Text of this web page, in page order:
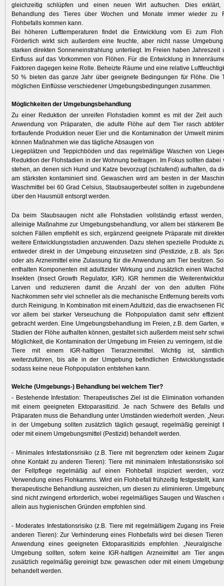
gleichzeitig schlüpfen und einen neuen Wirt aufsuchen. Dies
Behandlung des Tieres über Wochen und Monate immer wieder zu
Flohbefalls kommen kann.
Bei höheren Lufttemperaturen findet die Entwicklung vom Ei zum
Förderlich wirkt sich außerdem eine feuchte, aber nicht nasse
starken direkten Sonneneinstrahlung unterliegt. Im Freien haben Jahreszeit
Einfluss auf das Vorkommen von Flöhen. Für die Entwicklung in
Faktoren dagegen keine Rolle. Beheizte Räume und eine relative
50 % bieten das ganze Jahr über geeignete Bedingungen für Flöhe. Die
möglichen Einflüsse verschiedener Umgebungsbedingungen zusammen.
Möglichkeiten der Umgebungsbehandlung
Zu einer Reduktion der unreifen Flohstadien kommt es mit der Zeit
Anwendung von Präparaten, die adulte Flöhe auf dem Tier rasch
fortlaufende Produktion neuer Eier und die Kontamination der Umwelt
können Maßnahmen wie das tägliche Absaugen von
Liegeplätzen und Teppichböden und das regelmäßige Waschen von
Reduktion der Flohstadien in der Wohnung beitragen. Im Fokus sollten dabei
stehen, an denen sich Hund und Katze bevorzugt (schlafend) aufhalten, da
am stärksten kontaminiert sind. Gewaschen wird am besten in der
Waschmittel bei 60 Grad Celsius, Staubsaugerbeutel sollten in
über den Hausmüll entsorgt werden.
Da beim Staubsaugen nicht alle Flohstadien vollständig erfasst
alleinige Maßnahme zur Umgebungsbehandlung, vor allem bei stärkerem
solchen Fällen empfiehlt es sich, ergänzend geeignete Präparate mit
weitere Entwicklungsstadien anzuwenden. Dazu stehen spezielle Produkte
entweder direkt in der Umgebung einzusetzen sind (Pestizide, z.B. als
oder als Arzneimittel eine Zulassung für die Anwendung am Tier besitzen.
enthalten Komponenten mit adultizider Wirkung und zusätzlich einen
Insekten (Insect Growth Regulator, IGR). IGR hemmen die
Larven und reduzieren damit die Anzahl der von den adulten
Nachkommen sehr viel schneller als die mechanische Entfernung bereits
durch Reinigung. In Kombination mit einem Adultizid, das die erwachsenen
vor allem bei starker Verseuchung die Flohpopulation damit sehr
gebracht werden. Eine Umgebungsbehandlung im Freien, z.B. dem Garten,
Stadien der Flöhe aufhalten können, gestaltet sich außerdem meist sehr
Möglichkeit, die Kontamination der Umgebung im Freien zu verringern, ist
Tiere mit einem IGR-haltigen Tierarzneimittel. Wichtig ist,
weiterzuführen, bis alle in der Umgebung befindlichen
sodass keine neue Flohpopulation entstehen kann.
Welche (Umgebungs-) Behandlung bei welchem Tier?
- Bestehende Infestation: Therapeutisches Ziel ist die Elimination
mit einem geeigneten Ektoparasitizid. Je nach Schwere des Befalls
Präparaten muss die Behandlung unter Umständen wiederholt werden.
in der Umgebung sollten zusätzlich täglich gesaugt, regelmäßig gereinigt
oder mit einem Umgebungsmittel (Pestizid) behandelt werden.
- Minimales Infestationsrisiko (z.B. Tiere mit begrenztem oder keinem
ohne Kontakt zu anderen Tieren): Tiere mit minimalem Infestationsrisiko
der Fellpflege regelmäßig auf einen Flohbefall inspiziert werden,
Verwendung eines Flohkamms. Wird ein Flohbefall frühzeitig festgestellt,
therapeutische Behandlung ausreichen, um diesen zu eliminieren.
sind nicht zwingend erforderlich, wobei regelmäßiges Saugen und Waschen
allein aus hygienischen Gründen empfohlen sind.
- Moderates Infestationsrisiko (z.B. Tiere mit regelmäßigem Zugang ins
anderen Tieren): Zur Verhinderung eines Flohbefalls wird bei diesen
Anwendung eines geeigneten Ektoparasitizids empfohlen.
Umgebung sollten, sofern keine IGR-haltigen Arzneimittel am Tier
zusätzlich regelmäßig gereinigt bzw. gewaschen oder mit einem
behandelt werden.